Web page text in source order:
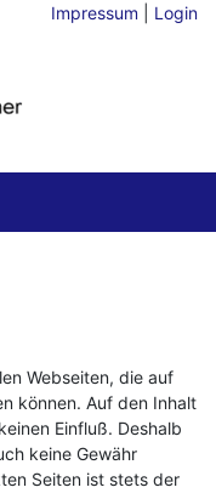
Impressum Login
Webseiten, die auf
können. Auf den Inhalt
Einfluß. Deshalb
keine Gewähr
Seiten ist stets der